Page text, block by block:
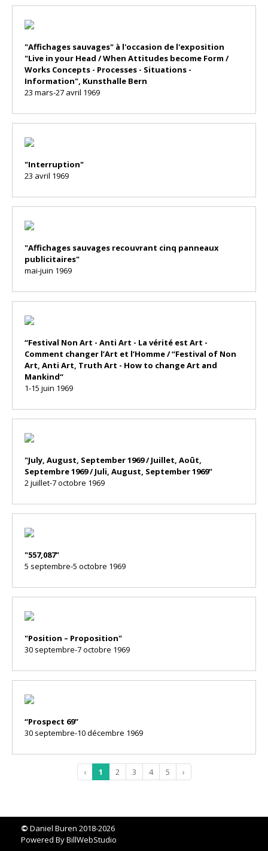
"Affichages sauvages" à l'occasion de l'exposition
"Live in your Head / When Attitudes become Form /
Works Concepts - Processes - Situations -
Information", Kunsthalle Bern
23 mars-27 avril 1969
"Interruption"
23 avril 1969
"Affichages sauvages recouvrant cinq panneaux
publicitaires"
mai-juin 1969
“Festival Non Art - Anti Art - La vérité est Art -
Comment changer l’Art et l’Homme / “Festival of Non
Art, Anti Art, Truth Art - How to change Art and
Mankind“
1-15 juin 1969
"July, August, September 1969 / Juillet, Août,
Septembre 1969 / Juli, August, September 1969”
2 juillet-7 octobre 1969
"557,087"
5 septembre-5 octobre 1969
"Position – Proposition"
30 septembre-7 octobre 1969
“Prospect 69”
30 septembre-10 décembre 1969
‹ 1 2 3 4 5 ›
© Daniel Buren 2018-2026
Powered ByBillWebStudio